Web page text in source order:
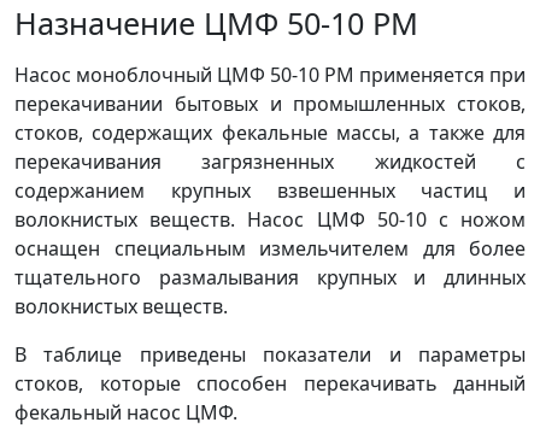
Назначение ЦМФ 50-10 РМ
Насос моноблочный ЦМФ 50-10 РМ применяется при
перекачивании бытовых и промышленных стоков,
стоков, содержащих фекальные массы, а также для
перекачивания загрязненных жидкостей с
содержанием крупных взвешенных частиц и
волокнистых веществ. Насос ЦМФ 50-10 с ножом
оснащен специальным измельчителем для более
тщательного размалывания крупных и длинных
волокнистых веществ.
В таблице приведены показатели и параметры
стоков, которые способен перекачивать данный
фекальный насос ЦМФ.